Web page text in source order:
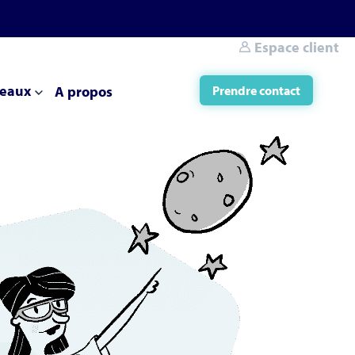
Espace client
A propos Prendre contact